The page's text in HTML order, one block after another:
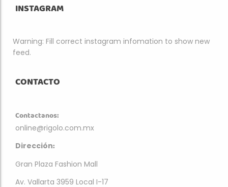
INSTAGRAM
Warning: Fill correct instagram infomation to show new
feed.
CONTACTO
Contactanos:
online@rigolo.com.mx
Dirección:
Gran Plaza Fashion Mall
Av. Vallarta 3959 Local I-17